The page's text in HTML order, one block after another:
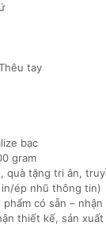
tay
bạc
gram
quà tặng tri ân,
ép nhũ thông tin)
phẩm có sẵn –
thiết kế, sản